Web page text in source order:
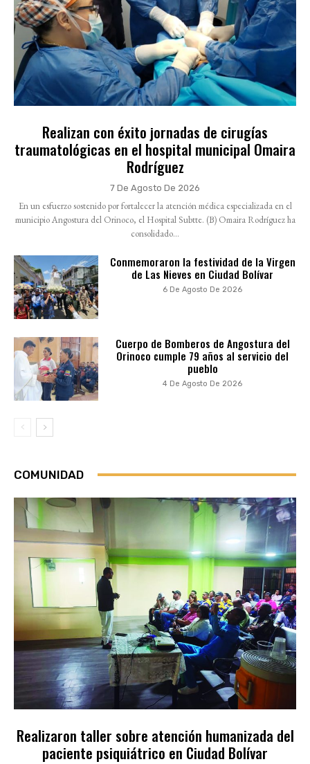
Realizan con éxito jornadas de cirugías
traumatológicas en el hospital municipal Omaira
Rodríguez
7 De Agosto De 2026
En un esfuerzo sostenido por fortalecer la atención médica especializada en el
municipio Angostura del Orinoco, el Hospital Subtte. (B) Omaira Rodríguez ha
consolidado...
Conmemoraron la festividad de la Virgen
de Las Nieves en Ciudad Bolívar
6 De Agosto De 2026
Cuerpo de Bomberos de Angostura del
Orinoco cumple 79 años al servicio del
pueblo
4 De Agosto De 2026
COMUNIDAD
Realizaron taller sobre atención humanizada del
paciente psiquiátrico en Ciudad Bolívar